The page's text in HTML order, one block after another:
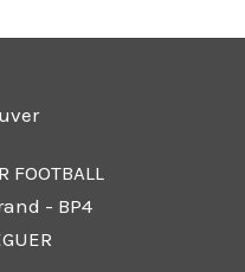
FOOTBALL
- BP4